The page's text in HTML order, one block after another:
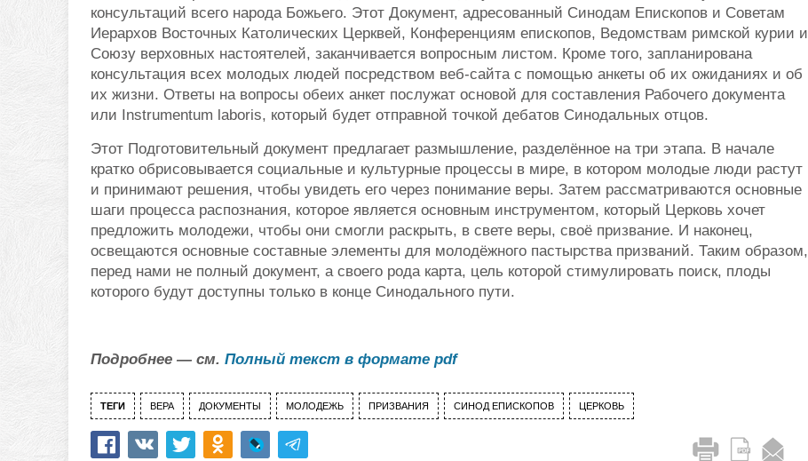
консультаций всего народа Божьего. Этот Документ, адресованный Синодам Епископов и Советам
Иерархов Восточных Католических Церквей, Конференциям епископов, Ведомствам римской курии и
Союзу верховных настоятелей, заканчивается вопросным листом. Кроме того, запланирована
консультация всех молодых людей посредством веб-сайта с помощью анкеты об их ожиданиях и об
их жизни. Ответы на вопросы обеих анкет послужат основой для составления Рабочего документа
или Instrumentum laboris, который будет отправной точкой дебатов Синодальных отцов.
Этот Подготовительный документ предлагает размышление, разделённое на три этапа. В начале
кратко обрисовывается социальные и культурные процессы в мире, в котором молодые люди растут
и принимают решения, чтобы увидеть его через понимание веры. Затем рассматриваются основные
шаги процесса распознания, которое является основным инструментом, который Церковь хочет
предложить молодежи, чтобы они смогли раскрыть, в свете веры, своё призвание. И наконец,
освещаются основные составные элементы для молодёжного пастырства призваний. Таким образом,
перед нами не полный документ, а своего рода карта, цель которой стимулировать поиск, плоды
которого будут доступны только в конце Синодального пути.
Подробнее — см. Полный текст в формате pdf
ТЕГИ ВЕРА ДОКУМЕНТЫ МОЛОДЕЖЬ ПРИЗВАНИЯ СИНОД ЕПИСКОПОВ ЦЕРКОВЬ